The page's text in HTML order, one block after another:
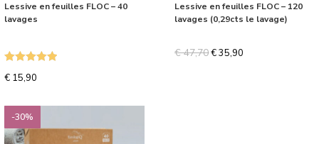
Lessive en feuilles FLOC – 40
lavages
€ 15,90
Lessive en feuilles FLOC – 120
lavages (0,29cts le lavage)
€47,70€35,90
-30%